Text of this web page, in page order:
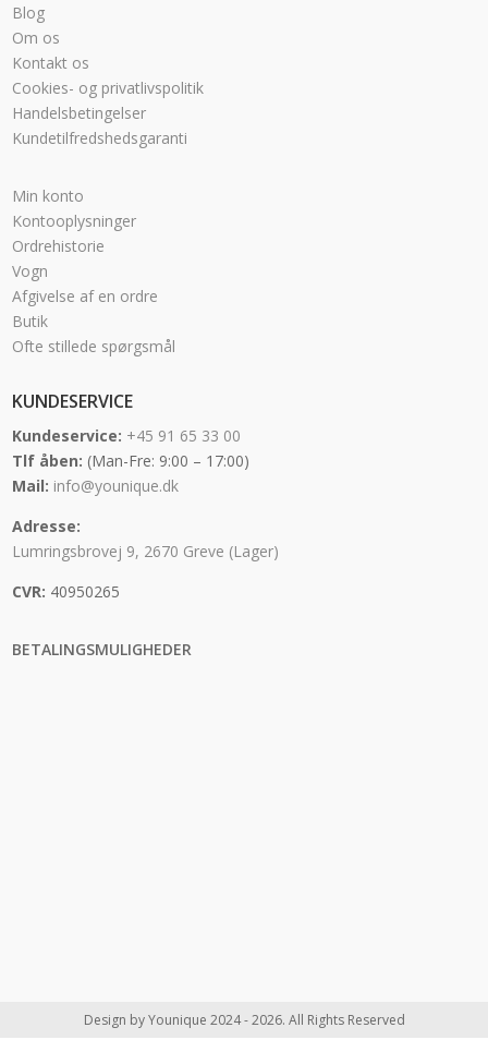
Blog
Om os
Kontakt os
Cookies- og privatlivspolitik
Handelsbetingelser
Kundetilfredshedsgaranti
Min konto
Kontooplysninger
Ordrehistorie
Vogn
Afgivelse af en ordre
Butik
Ofte stillede spørgsmål
KUNDESERVICE
Kundeservice: +45 91 65 33 00
Tlf åben: (Man-Fre: 9:00 – 17:00)
Mail: info@younique.dk
Adresse:
Lumringsbrovej 9, 2670 Greve (Lager)
CVR: 40950265
BETALINGSMULIGHEDER
Design by Younique 2024 - 2026. All Rights Reserved